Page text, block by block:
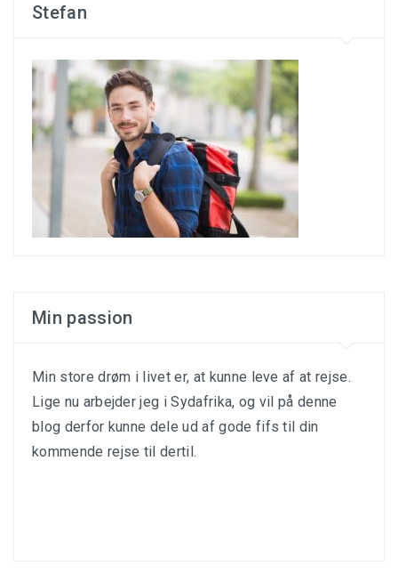
Stefan
Min passion
Min store drøm i livet er, at kunne leve af at rejse.
Lige nu arbejder jeg i Sydafrika, og vil på denne
blog derfor kunne dele ud af gode fifs til din
kommende rejse til dertil.